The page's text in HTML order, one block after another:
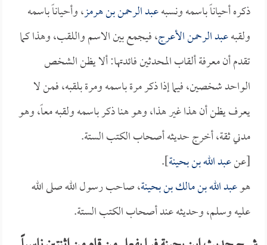
ذكره أحياناً باسمه ونسبهعبد الرحمن بن هرمز، وأحياناً باسمه
ولقبهعبد الرحمن الأعرج، فيجمع بين الاسم واللقب، وهذا كما
تقدم أن معرفة ألقاب المحدثين فائدتها: ألا يظن الشخص
الواحد شخصين، فيما إذا ذكر مرة باسمه ومرة بلقبه، فمن لا
يعرف يظن أن هذا غير هذا، وهو هنا ذكر باسمه ولقبه معاً، وهو
مدني ثقة، أخرج حديثه أصحاب الكتب الستة.
[عنعبد الله بن بحينة].
هوعبد الله بن مالك بن بحينة، صاحب رسول الله صلى الله
عليه وسلم، وحديثه عند أصحاب الكتب الستة.